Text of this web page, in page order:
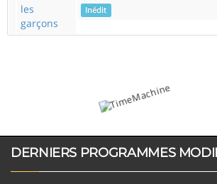
les
garçons
Inédit
DERNIERS PROGRAMMES